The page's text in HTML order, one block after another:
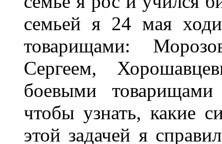
семьей я 24 мая
товарищами:
Сергеем,
боевыми
чтобы узнать, какие
этой задачей я